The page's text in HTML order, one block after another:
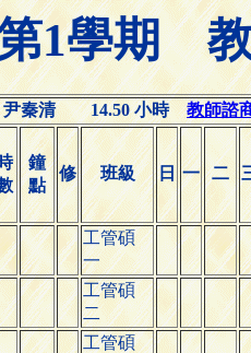
1學期
秦清 14.50 小時教師諮
鐘
點
修 班級 日 一 二
工管碩
一
工管碩
二
工管碩